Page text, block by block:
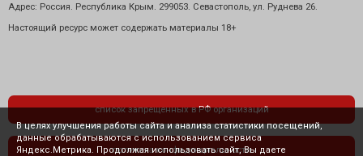
Адрес: Россия. Республика Крым. 299053. Севастополь, ул. Руднева 26.
Настоящий ресурс может содержать материалы 18+
список запрещенных в РФ организаций
политика конфиденциальности
В целях улучшения работы сайта и анализа статистики посещений,
данные обрабатываются с использованием сервиса
Яндекс.Метрика. Продолжая использовать сайт, Вы даете